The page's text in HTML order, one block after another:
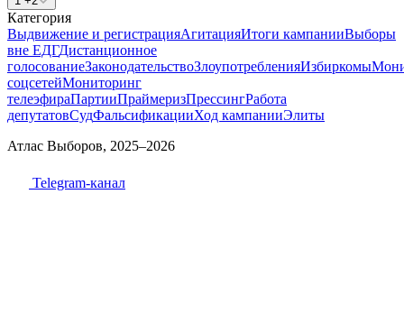
Категория
Выдвижение и регистрацияАгитацияИтоги кампанииВыборы
вне ЕДГДистанционное
голосованиеЗаконодательствоЗлоупотребленияИзбиркомы
соцсетейМониторинг
телеэфираПартииПраймеризПрессингРабота
депутатовСудФальсификацииХод кампанииЭлиты
Атлас Выборов, 2025–2026
Telegram-канал